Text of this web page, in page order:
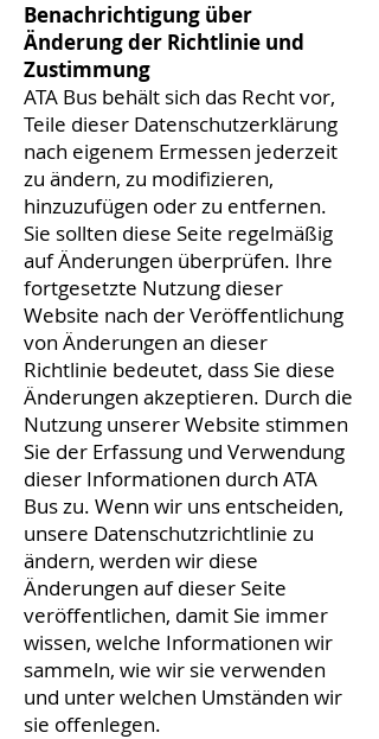
Benachrichtigung über
Änderung der Richtlinie und
Zustimmung
ATA Bus behält sich das Recht vor,
Teile dieser Datenschutzerklärung
nach eigenem Ermessen jederzeit
zu ändern, zu modifizieren,
hinzuzufügen oder zu entfernen.
Sie sollten diese Seite regelmäßig
auf Änderungen überprüfen. Ihre
fortgesetzte Nutzung dieser
Website nach der Veröffentlichung
von Änderungen an dieser
Richtlinie bedeutet, dass Sie diese
Änderungen akzeptieren. Durch die
Nutzung unserer Website stimmen
Sie der Erfassung und Verwendung
dieser Informationen durch ATA
Bus zu. Wenn wir uns entscheiden,
unsere Datenschutzrichtlinie zu
ändern, werden wir diese
Änderungen auf dieser Seite
veröffentlichen, damit Sie immer
wissen, welche Informationen wir
sammeln, wie wir sie verwenden
und unter welchen Umständen wir
sie offenlegen.